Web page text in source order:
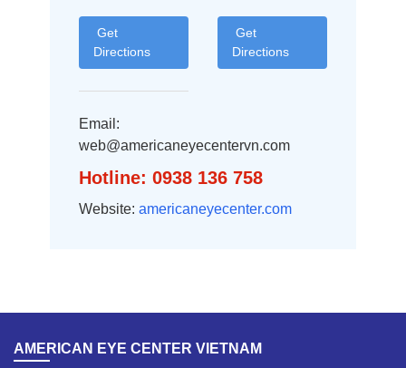
Get
Directions
Get
Directions
Email:
web@americaneyecentervn.com
Hotline: 0938 136 758
Website: americaneyecenter.com
AMERICAN EYE CENTER VIETNAM